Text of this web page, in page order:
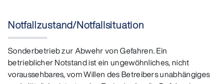
Notfallzustand/Notfallsituation
Sonderbetrieb zur Abwehr von Gefahren. Ein
betrieblicher Notstand ist ein ungewöhnliches, nicht
voraussehbares, vom Willen des Betreibers unabhängiges